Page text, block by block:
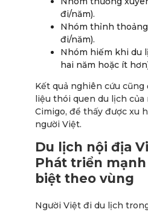
đi/năm).
Nhóm thỉnh
đi/năm).
Nhóm hiếm khi du
hai năm hoặc ít
Kết quả nghiên cứu cũng
liệu thói quen du lịch của
Cimigo, để thấy được xu
người Việt.
Du lịch nội địa
Phát triển
biệt theo vùng
Người Việt đi du lịch